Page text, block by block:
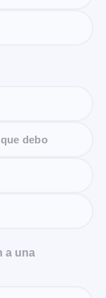
debo
a una